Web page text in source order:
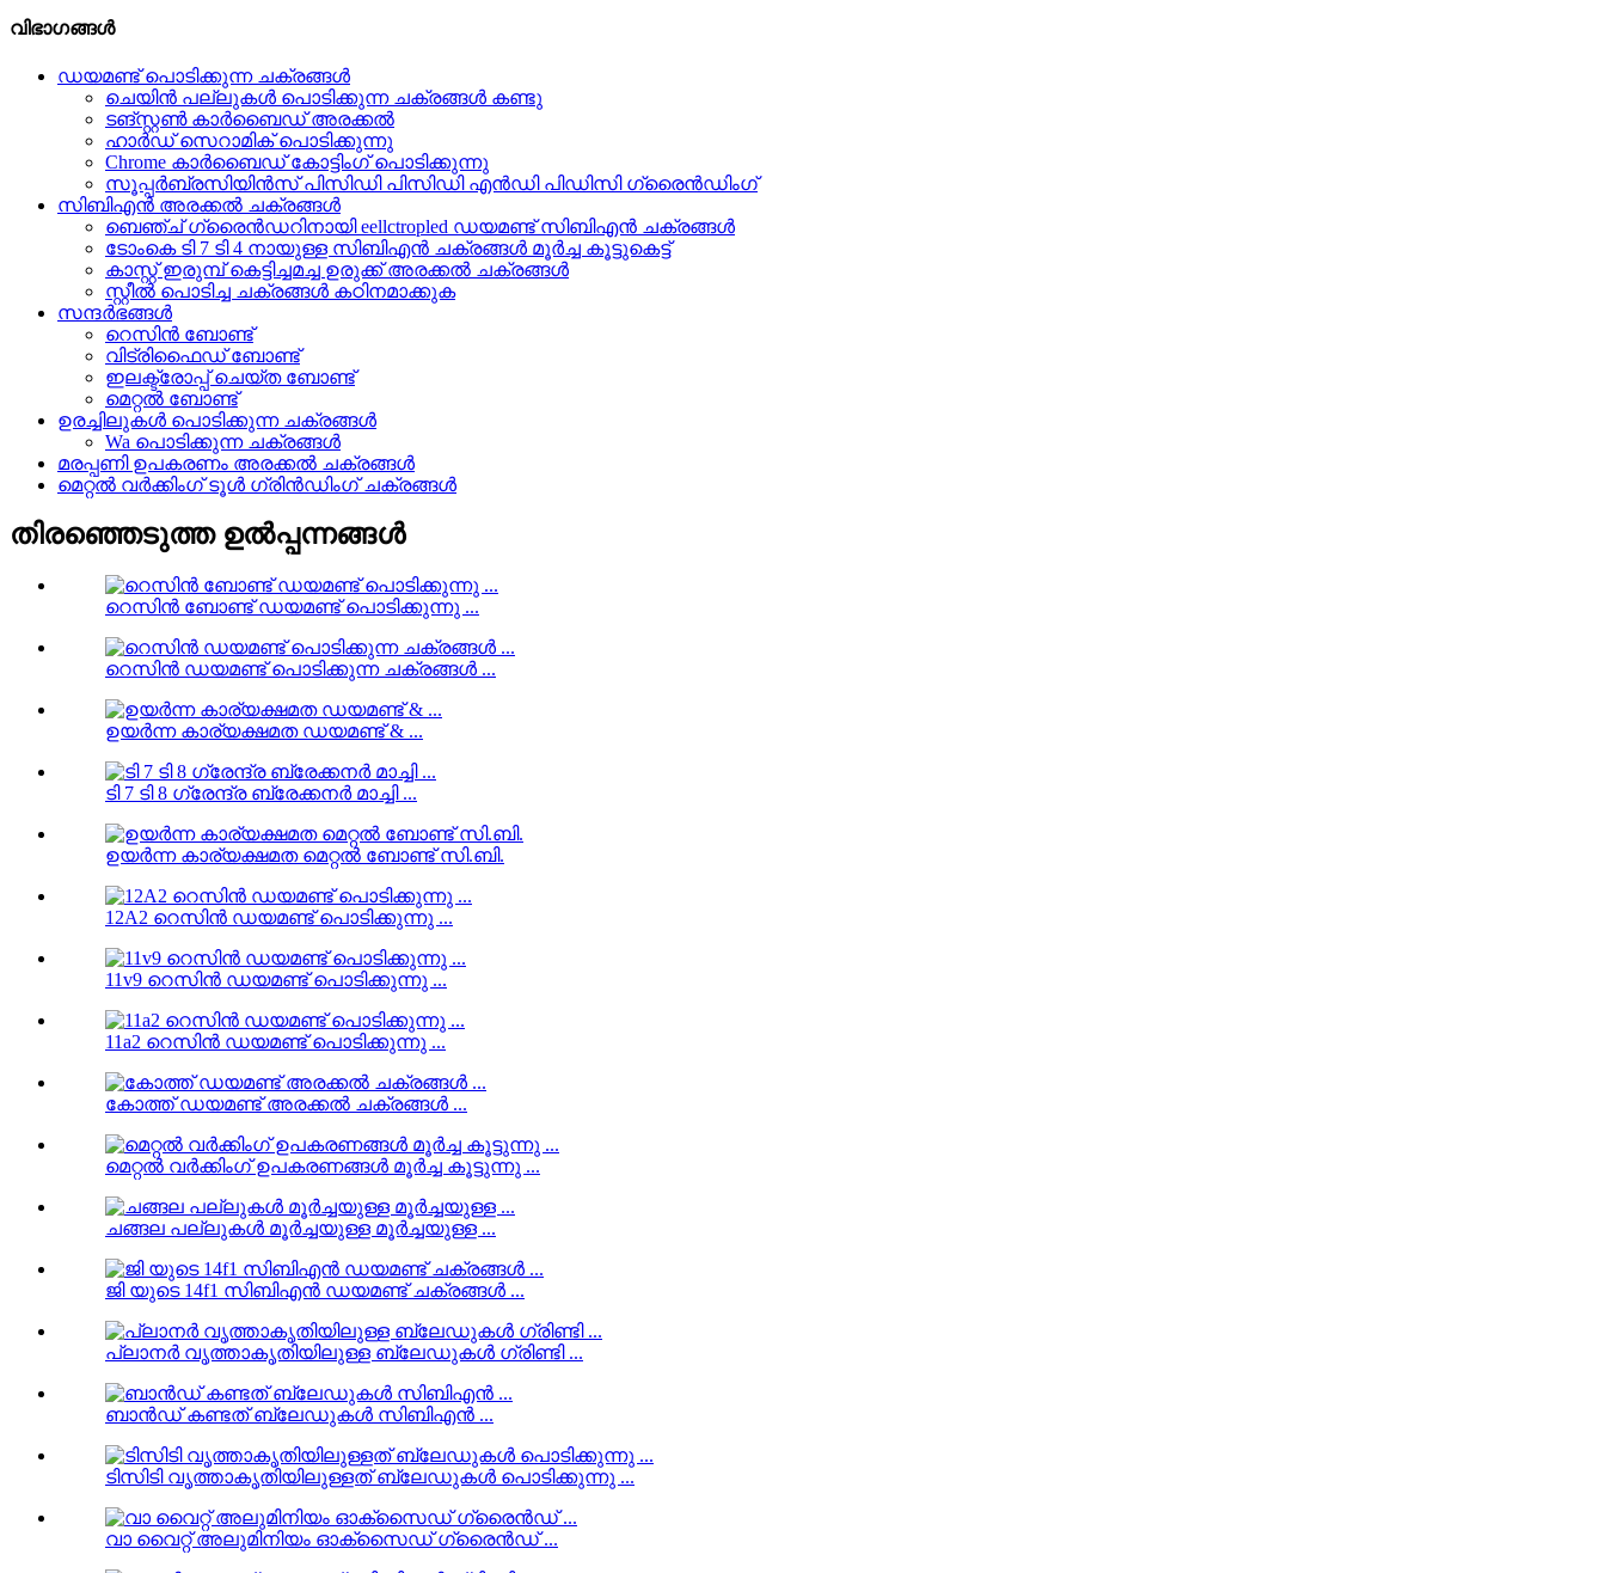
വിഭാഗങ്ങൾ
ഡയമണ്ട് പൊടിക്കുന്ന ചക്രങ്ങൾ
ചെയിൻ പല്ലുകൾ പൊടിക്കുന്ന ചക്രങ്ങൾ കണ്ടു
ടങ്സ്റ്റൺ കാർബൈഡ് അരക്കൽ
ഹാർഡ് സെറാമിക് പൊടിക്കുന്നു
Chrome കാർബൈഡ് കോട്ടിംഗ് പൊടിക്കുന്നു
സൂപ്പർബ്രസിയിൻസ് പിസിഡി പിസിഡി എൻഡി പിഡിസി ഗ്രൈൻഡിംഗ്
സിബിഎൻ അരക്കൽ ചക്രങ്ങൾ
ബെഞ്ച് ഗ്രൈൻഡറിനായി eellctropled ഡയമണ്ട് സിബിഎൻ ചക്രങ്ങൾ
ടോംകെ ടി 7 ടി 4 നായുള്ള സിബിഎൻ ചക്രങ്ങൾ മൂർച്ച കൂട്ടുകെട്ട്
കാസ്റ്റ് ഇരുമ്പ് കെട്ടിച്ചമച്ച ഉരുക്ക് അരക്കൽ ചക്രങ്ങൾ
സ്റ്റീൽ പൊടിച്ച ചക്രങ്ങൾ കഠിനമാക്കുക
സന്ദർഭങ്ങൾ
റെസിൻ ബോണ്ട്
വിട്രിഫൈഡ് ബോണ്ട്
ഇലക്ട്രോപ്പ് ചെയ്ത ബോണ്ട്
മെറ്റൽ ബോണ്ട്
ഉരച്ചിലുകൾ പൊടിക്കുന്ന ചക്രങ്ങൾ
Wa പൊടിക്കുന്ന ചക്രങ്ങൾ
മരപ്പണി ഉപകരണം അരക്കൽ ചക്രങ്ങൾ
മെറ്റൽ വർക്കിംഗ് ടൂൾ ഗ്രിൻഡിംഗ് ചക്രങ്ങൾ
തിരഞ്ഞെടുത്ത ഉൽപ്പന്നങ്ങൾ
റെസിൻ ബോണ്ട് ഡയമണ്ട് പൊടിക്കുന്നു ...
റെസിൻ ഡയമണ്ട് പൊടിക്കുന്ന ചക്രങ്ങൾ ...
ഉയർന്ന കാര്യക്ഷമത ഡയമണ്ട് & ...
ടി 7 ടി 8 ഗ്രേന്ദ്ര ബ്രേക്കനർ മാച്ചി ...
ഉയർന്ന കാര്യക്ഷമത മെറ്റൽ ബോണ്ട് സി.ബി.
12A2 റെസിൻ ഡയമണ്ട് പൊടിക്കുന്നു ...
11v9 റെസിൻ ഡയമണ്ട് പൊടിക്കുന്നു ...
11a2 റെസിൻ ഡയമണ്ട് പൊടിക്കുന്നു ...
കോത്ത് ഡയമണ്ട് അരക്കൽ ചക്രങ്ങൾ ...
മെറ്റൽ വർക്കിംഗ് ഉപകരണങ്ങൾ മൂർച്ച കൂട്ടുന്നു ...
ചങ്ങല പല്ലുകൾ മൂർച്ചയുള്ള മൂർച്ചയുള്ള ...
ജി യുടെ 14f1 സിബിഎൻ ഡയമണ്ട് ചക്രങ്ങൾ ...
പ്ലാനർ വൃത്താകൃതിയിലുള്ള ബ്ലേഡുകൾ ഗ്രിണ്ടി ...
ബാൻഡ് കണ്ടത് ബ്ലേഡുകൾ സിബിഎൻ ...
ടിസിടി വൃത്താകൃതിയിലുള്ളത് ബ്ലേഡുകൾ പൊടിക്കുന്നു ...
വാ വൈറ്റ് അലുമിനിയം ഓക്സൈഡ് ഗ്രൈൻഡ് ...